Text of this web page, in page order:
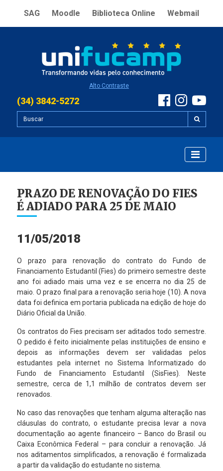
SAG Moodle Biblioteca Online Webmail
Alto Contraste
(34) 3842-5272
PRAZO DE RENOVAÇÃO DO FIES
É ADIADO PARA 25 DE MAIO
11/05/2018
O prazo para renovação do contrato do Fundo de
Financiamento Estudantil (Fies) do primeiro semestre deste
ano foi adiado mais uma vez e se encerra no dia 25 de
maio. O prazo final para a renovação seria hoje (10). A nova
data foi definica em portaria publicada na edição de hoje do
Diário Oficial da União.
Os contratos do Fies precisam ser aditados todo semestre.
O pedido é feito inicialmente pelas instituições de ensino e
depois as informações devem ser validadas pelos
estudantes pela internet no Sistema Informatizado do
Fundo de Financiamento Estudantil (SisFies). Neste
semestre, cerca de 1,1 milhão de contratos devem ser
renovados.
No caso das renovações que tenham alguma alteração nas
cláusulas do contrato, o estudante precisa levar a nova
documentação ao agente financeiro – Banco do Brasil ou
Caixa Econômica Federal – para concluir a renovação. Já
nos aditamentos simplificados, a renovação é formalizada
a partir da validação do estudante no sistema.